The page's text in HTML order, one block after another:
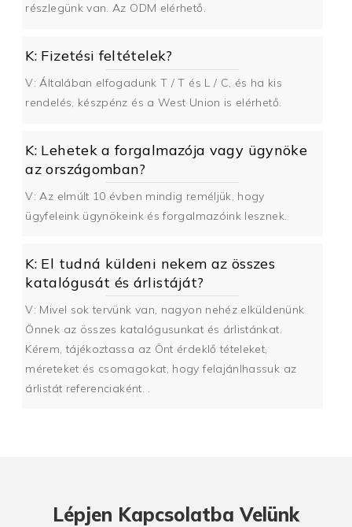
részlegünk van. Az ODM elérhető.
K: Fizetési feltételek?
V: Általában elfogadunk T / T és L / C, és ha kis
rendelés, készpénz és a West Union is elérhető.
K: Lehetek a forgalmazója vagy ügynöke
az országomban?
V: Az elmúlt 10 évben mindig reméljük, hogy
ügyfeleink ügynökeink és forgalmazóink lesznek.
K: El tudná küldeni nekem az összes
katalógusát és árlistáját?
V: Mivel sok tervünk van, nagyon nehéz elküldenünk
Önnek az összes katalógusunkat és árlistánkat.
Kérem, tájékoztassa az Önt érdeklő tételeket,
méreteket és csomagokat, hogy felajánlhassuk az
árlistát referenciaként. .
Lépjen Kapcsolatba Velünk